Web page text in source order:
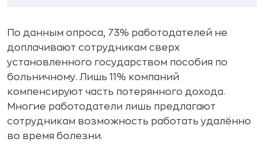
По данным опроса, 73% работодателей не
доплачивают сотрудникам сверх
установленного государством пособия по
больничному. Лишь 11% компаний
компенсируют часть потерянного дохода.
Многие работодатели лишь предлагают
сотрудникам возможность работать удалённо
во время болезни.